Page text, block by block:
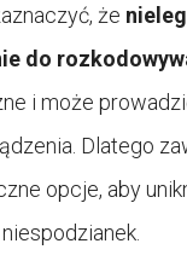
że
do
i może
Dlatego
opcje, aby